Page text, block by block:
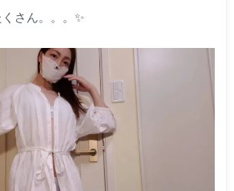
さん。。。✨